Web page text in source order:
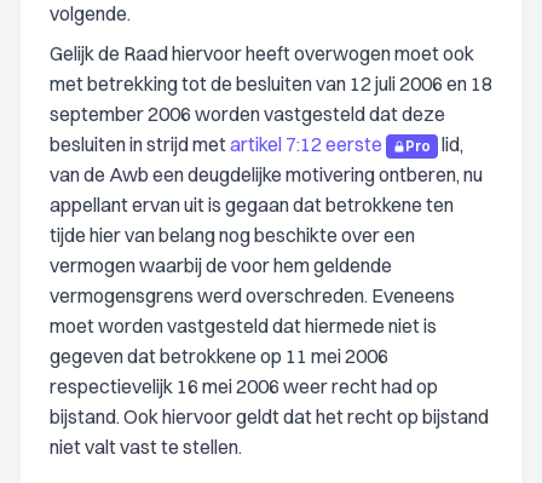
volgende.
Gelijk de Raad hiervoor heeft overwogen moet ook
met betrekking tot de besluiten van 12 juli 2006 en 18
september 2006 worden vastgesteld dat deze
besluiten in strijd metartikel 7:12 eerste Pro
lid,
van de Awb een deugdelijke motivering ontberen, nu
appellant ervan uit is gegaan dat betrokkene ten
tijde hier van belang nog beschikte over een
vermogen waarbij de voor hem geldende
vermogensgrens werd overschreden. Eveneens
moet worden vastgesteld dat hiermede niet is
gegeven dat betrokkene op 11 mei 2006
respectievelijk 16 mei 2006 weer recht had op
bijstand. Ook hiervoor geldt dat het recht op bijstand
niet valt vast te stellen.